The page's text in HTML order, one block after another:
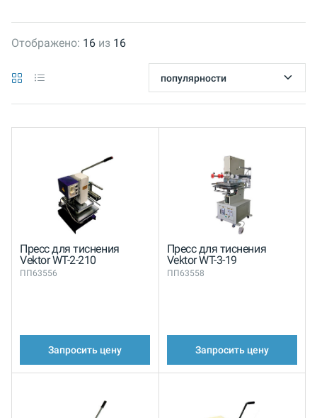
Отображено: 16 из 16
Пресс для тиснения
Vektor WT-2-210
ПП63556
Запросить цену
Пресс для тиснения
Vektor WT-3-19
ПП63558
Запросить цену